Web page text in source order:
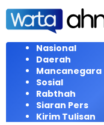
Langsung
konten
Nasional
Daerah
Mancanegara
Sosial
Rabthah
Siaran Pers
Kirim Tulisan